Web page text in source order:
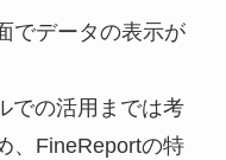
でデータの表示が
での活用までは考
、FineReportの特